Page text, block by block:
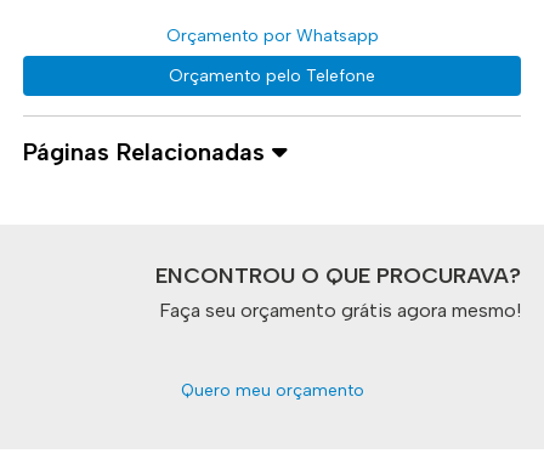
Orçamento por Whatsapp
Orçamento pelo Telefone
Páginas Relacionadas
ENCONTROU O QUE PROCURAVA?
Faça seu orçamento grátis agora mesmo!
Quero meu orçamento